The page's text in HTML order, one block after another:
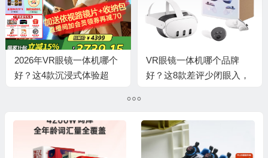
2026年VR眼镜一体机哪个
好？这4款沉浸式体验超
VR眼镜一体机哪个品牌
好？这8款差评少闭眼入，